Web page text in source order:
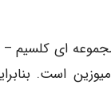
ای کلسیم
است.